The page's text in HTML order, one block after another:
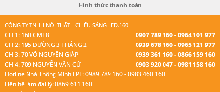
Hình thức thanh toán
CÔNG TY TNHH NỘI THẤT - CHIẾU SÁNG LED.160
CH 1: 160 CMT8
0907 789 160 - 0964 101 977
CH 2: 195 ĐƯỜNG 3 THÁNG 2
0939 678 160 - 0965 121 977
CH 3: 70 VÕ NGUYÊN GIÁP
0939 361 160 - 0866 159 160
CH 4: 709 NGUYỄN VĂN CỪ
0903 920 047 - 0981 158 160
Hotline Nhà Thông Minh FPT: 0989 789 160 - 0983 460 160
Liên hệ làm đại lý: 0869 611 160